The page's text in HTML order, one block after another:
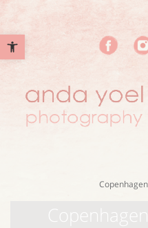
פתח סרגל
טיול משפחתי יום 11 Copenhagen